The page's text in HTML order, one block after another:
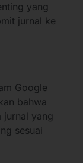
yang
jurnal ke
Google
bahwa
jurnal yang
sesuai